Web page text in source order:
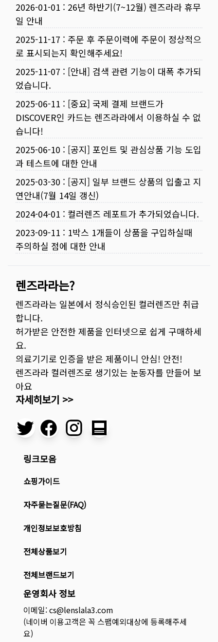
2026-01-01 : 26년 하반기(7~12월) 렌즈라라 휴무
일 안내
2025-11-17 : 주문 후 주문이력에 주문이 정상적으
로 표시되는지 확인해주세요!
2025-11-07 : [안내] 검색 관련 기능이 대폭 추가되
었습니다.
2025-06-11 : [중요] 국제 결제 브랜드가
DISCOVER인 카드는 렌즈라라에서 이용하실 수 없
습니다!
2025-06-10 : [공지] 포인트 및 관심상품 기능 도입
과 테스트에 대한 안내
2025-03-30 : [공지] 일부 브랜드 상품의 입출고 지
연안내(7월 14일 갱신)
2024-04-01 : 컬러렌즈 레포트가 추가되었습니다.
2023-09-11 : 1박스 1개들이 상품을 구입하실때
주의하실 점에 대한 안내
렌즈라라는?
렌즈라라는 일본에서 정식승인된 컬러렌즈만 취급
합니다.
허가받은 안전한 제품을 인터넷으로 쉽게 구매하세
요.
의료기기로 인증을 받은 제품이니 안심! 안전!
렌즈라라 컬러렌즈로 생기있는 눈동자를 만들어 보
아요
자세히보기 >>
링크모음
쇼핑가이드
자주묻는질문(FAQ)
개인정보보호방침
전체상품보기
전체브랜드보기
운영회사 정보
이메일: cs@lenslala3.com
(네이버 이용고객은 꼭 스팸예외대상에 등록해주세
요)